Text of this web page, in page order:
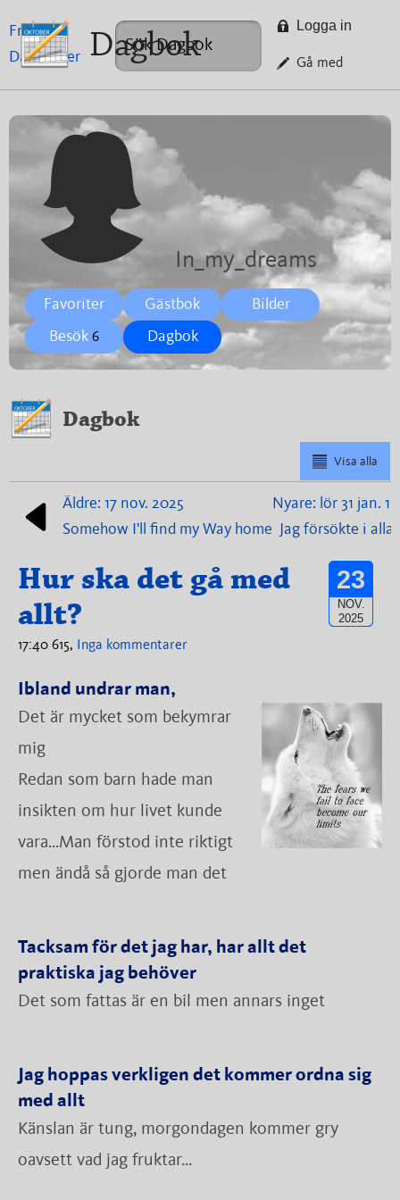
Dagbok
Framsida
Dagböcker
Logga in
Gå med
In_my_dreams
Favoriter Gästbok
Bilder
Besök 6 Dagbok
Dagbok
Visa alla
Äldre: 17 nov. 2025
Somehow I'll find my Way home
Nyare: lör 31 jan.
Jag försökte i alla
23
NOV.
2025
Hur ska det gå med
allt?
17:40 615, Inga kommentarer
Ibland undrar man,
Det är mycket som bekymrar
mig
Redan som barn hade man
insikten om hur livet kunde
vara...Man förstod inte riktigt
men ändå så gjorde man det
Tacksam för det jag har, har allt det
praktiska jag behöver
Det som fattas är en bil men annars inget
Jag hoppas verkligen det kommer ordna sig
med allt
Känslan är tung, morgondagen kommer gry
oavsett vad jag fruktar...